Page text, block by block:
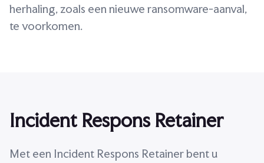
herhaling, zoals een nieuwe ransomware-aanval,
te voorkomen.
Incident Respons Retainer
Met een Incident Respons Retainer bent u